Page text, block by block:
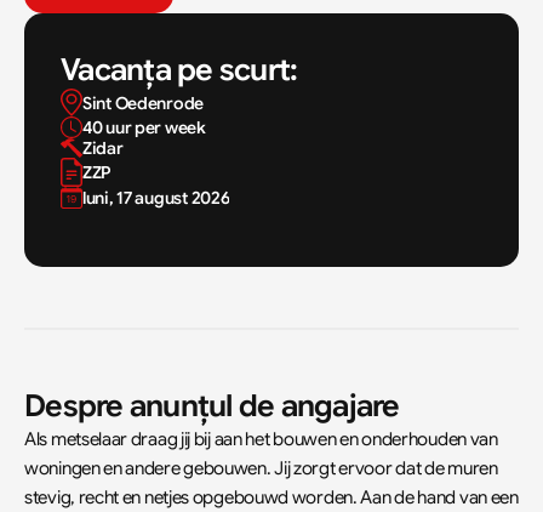
Vacanța pe scurt:
Sint Oedenrode
40 uur per week
Zidar
ZZP
luni, 17 august 2026
Despre anunțul de angajare
Als metselaar draag jij bij aan het bouwen en onderhouden van
woningen en andere gebouwen. Jij zorgt ervoor dat de muren
stevig, recht en netjes opgebouwd worden. Aan de hand van een